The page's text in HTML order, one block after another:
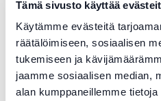
Tämä sivusto käyttää
Käytämme evästeitä
räätälöimiseen, sosiaalisen
tukemiseen ja
jaamme sosiaalisen median,
alan kumppaneillemme
LUONTO